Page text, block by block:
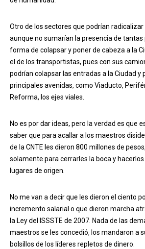
Otro de los sectores que podrían
aunque no sumarían la presencia de
forma de colapsar y poner de cabeza a la
el de los transportistas, pues con sus
podrían colapsar las entradas a la Ciudad y
principales avenidas, como Viaducto,
Reforma, los ejes viales.
No es por dar ideas, pero la verdad es que
saber que para acallar a los maestros
de la CNTE les dieron 800 millones de
solamente para cerrarles la boca y
lugares de origen.
No me van a decir que les dieron el ciento
incremento salarial o que dieron marcha
la Ley del ISSSTE de 2007. Nada de las
maestros se les concedió, los mandaron a
bolsillos de los líderes repletos de dinero.